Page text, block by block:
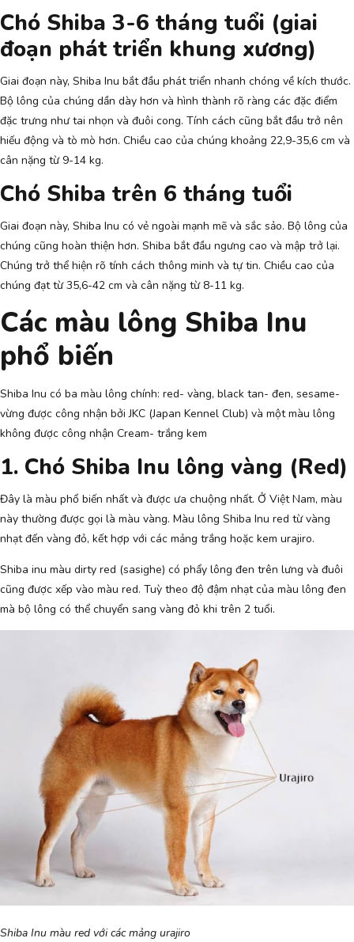
Chó Shiba 3-6 tháng tuổi (giai
đoạn phát triển khung xương)
Giai đoạn này, Shiba Inu bắt đầu phát triển nhanh chóng về kích thước.
Bộ lông của chúng dần dày hơn và hình thành rõ ràng các đặc điểm
đặc trưng như tai nhọn và đuôi cong. Tính cách cũng bắt đầu trở nên
hiếu động và tò mò hơn. Chiều cao của chúng khoảng 22,9-35,6 cm và
cân nặng từ 9-14 kg.
Chó Shiba trên 6 tháng tuổi
Giai đoạn này, Shiba Inu có vẻ ngoài mạnh mẽ và sắc sảo. Bộ lông của
chúng cũng hoàn thiện hơn. Shiba bắt đầu ngưng cao và mập trở lại.
Chúng trở thể hiện rõ tính cách thông minh và tự tin. Chiều cao của
chúng đạt từ 35,6-42 cm và cân nặng từ 8-11 kg.
Các màu lông Shiba Inu
phổ biến
Shiba Inu có ba màu lông chính: red- vàng, black tan- đen, sesame-
vừng được công nhận bởi JKC (Japan Kennel Club) và một màu lông
không được công nhận Cream- trắng kem
1. Chó Shiba Inu lông vàng (Red)
Đây là màu phổ biến nhất và được ưa chuộng nhất. Ở Việt Nam, màu
này thường được gọi là màu vàng. Màu lông Shiba Inu red từ vàng
nhạt đến vàng đỏ, kết hợp với các mảng trắng hoặc kem urajiro.
Shiba inu màu dirty red (sasighe) có phẩy lông đen trên lưng và đuôi
cũng được xếp vào màu red. Tuỳ theo độ đậm nhạt của màu lông đen
mà bộ lông có thể chuyển sang vàng đỏ khi trên 2 tuổi.
Shiba Inu màu red với các mảng urajiro